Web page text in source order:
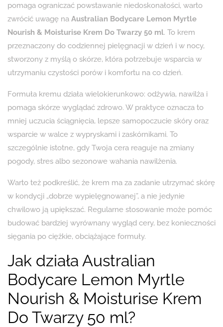
pomaga ograniczać powstawanie niedoskonałości, warto
zwrócić uwagę na Australian Bodycare Lemon Myrtle
Nourish & Moisturise Krem Do Twarzy 50 ml. To krem
przeznaczony do codziennej pielęgnacji w dzień i w nocy,
stworzony z myślą o skórze, która potrzebuje wsparcia w
utrzymaniu czystości porów i komfortu na co dzień.
Formuła kremu działa wielokierunkowo: odżywia, nawilża i
pomaga skórze wyglądać zdrowo. W praktyce oznacza to
mniej uczucia ściągnięcia, lepsze samopoczucie skóry oraz
wsparcie w walce z wypryskami i zaskórnikami. To
szczególnie istotne, gdy Twoja cera reaguje na zmiany
pogody, stres albo sezonowe wahania nawilżenia.
Warto też podkreślić, że krem ma za zadanie utrzymać skórę
w kondycji „dobrze wypielęgnowanej”, a nie jedynie
chwilowo ją upiększać. Regularne stosowanie może pomóc
budować bardziej wyrównany wygląd cery, bez konieczności
sięgania po ciężkie, obciążające formuły.
Jak działa Australian
Bodycare Lemon Myrtle
Nourish & Moisturise Krem
Do Twarzy 50 ml?